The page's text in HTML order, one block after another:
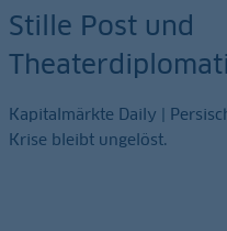
Stille Post und
Kapitalmärkte Daily |
Krise bleibt ungelöst.